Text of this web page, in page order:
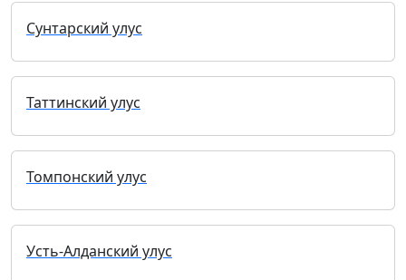
Сунтарский улус
Таттинский улус
Томпонский улус
Усть-Алданский улус